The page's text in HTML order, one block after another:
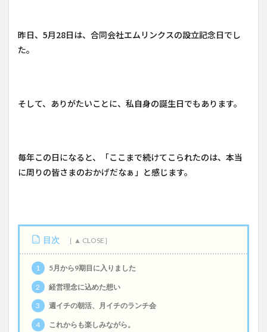
昨日、5月28日は、合同会社エムリンクスの設立記念日でし
た。
そして、ありがたいことに、私自身の誕生日でもあります。
毎年この日になると、「ここまで続けてこられたのは、本当
に周りの皆さまのおかげだなぁ」と感じます。
目次
1 5月から9期目に入りました
2 経営理念に込めた想い
3 週イチの朝活、月イチのランチ会
4 これからも楽しみながら。